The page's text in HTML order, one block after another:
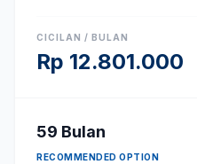
CICILAN / BULAN
Rp 12.801.000
59 Bulan
RECOMMENDED OPTION